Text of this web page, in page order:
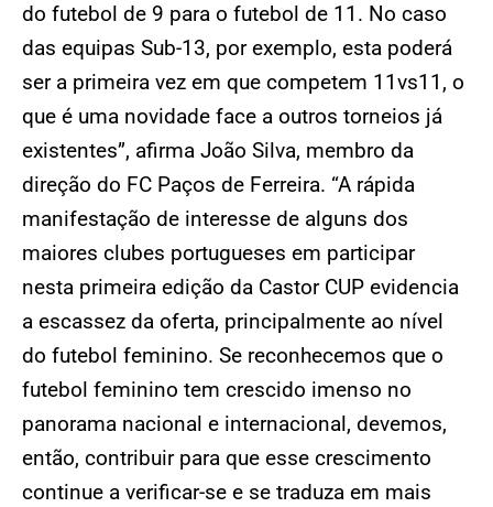
do futebol de 9 para o futebol de 11. No caso
das equipas Sub-13, por exemplo, esta poderá
ser a primeira vez em que competem 11vs11, o
que é uma novidade face a outros torneios já
existentes”, afirma João Silva, membro da
direção do FC Paços de Ferreira. “A rápida
manifestação de interesse de alguns dos
maiores clubes portugueses em participar
nesta primeira edição da Castor CUP evidencia
a escassez da oferta, principalmente ao nível
do futebol feminino. Se reconhecemos que o
futebol feminino tem crescido imenso no
panorama nacional e internacional, devemos,
então, contribuir para que esse crescimento
continue a verificar-se e se traduza em mais